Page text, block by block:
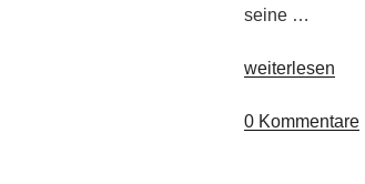
seine …
„Hotel
weiterlesen
0 Kommentare